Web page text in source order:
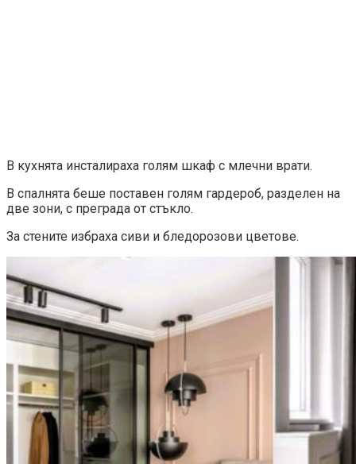
В кухнята инсталираха голям шкаф с млечни врати.
В спалнята беше поставен голям гардероб, разделен на
две зони, с преграда от стъкло.
За стените избраха сиви и бледорозови цветове.